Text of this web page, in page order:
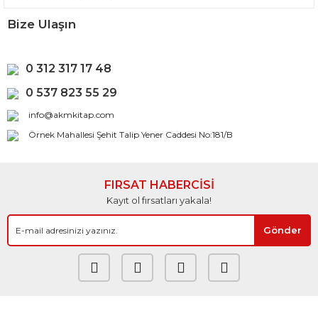
Bize Ulaşın
0 312 317 17 48
0 537 823 55 29
info@akmkitap.com
Örnek Mahallesi Şehit Talip Yener Caddesi No:181/B
FIRSAT HABERCİSİ
Kayıt ol fırsatları yakala!
Gönder